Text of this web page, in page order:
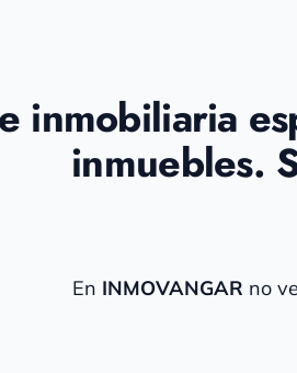
inmobiliaria
inmuebles.
En INMOVANGAR no